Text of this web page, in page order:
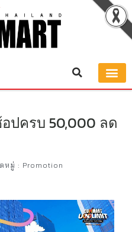
ปครบ 50,000 ลด
หมู่ : Promotion